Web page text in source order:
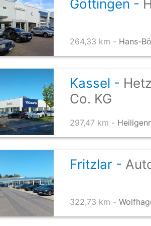
Göttingen -
264,33 km - Hans-
Kassel -
Co. KG
297,47 km -
Fritzlar -
322,73 km -